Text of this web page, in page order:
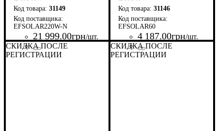
31149
EFSOLAR220W-N
21 999.00грн/шт.
Страна-производитель
Серия: Solar Panel
31146
EFSOLAR60
4 187.00грн/шт.
Страна-производитель
Серия: Solar Panel
СКИДКА ПОСЛЕ
РЕГИСТРАЦИИ
СКИДКА ПОСЛЕ
РЕГИСТРАЦИИ